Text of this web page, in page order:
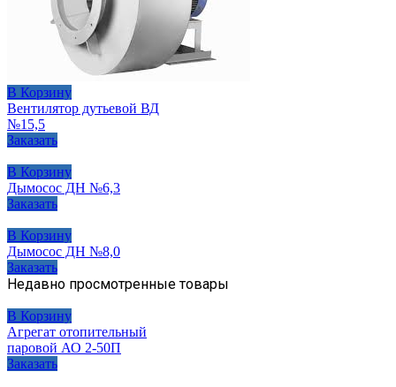
В Корзину
Вентилятор дутьевой ВД
№15,5
Заказать
В Корзину
Дымосос ДН №6,3
Заказать
В Корзину
Дымосос ДН №8,0
Заказать
Недавно просмотренные товары
В Корзину
Агрегат отопительный
паровой АО 2-50П
Заказать